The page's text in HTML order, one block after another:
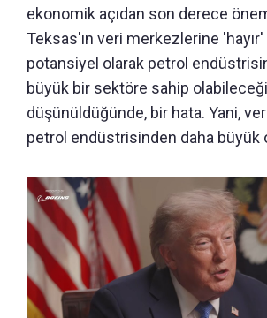
ekonomik açıdan son derece
Teksas'ın veri merkezlerine
potansiyel olarak petrol
büyük bir sektöre sahip olabileceği
düşünüldüğünde, bir hata. Yani,
petrol endüstrisinden daha büyük